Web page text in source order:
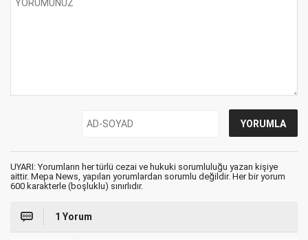
UYARI: Yorumların her türlü cezai ve hukuki sorumluluğu yazan kişiye
aittir. Mepa News, yapılan yorumlardan sorumlu değildir. Her bir yorum
600 karakterle (boşluklu) sınırlıdır.
1 Yorum